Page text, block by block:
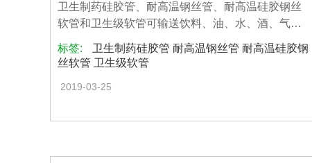
卫生制药硅胶管、耐高温钢丝管、耐高温硅胶钢丝
软管和卫生级软管可输送饮料、油、水、酒、气、
标签:
卫生制药硅胶管 耐高温钢丝管 耐高温硅胶钢
丝软管 卫生级软管
2019-03-25